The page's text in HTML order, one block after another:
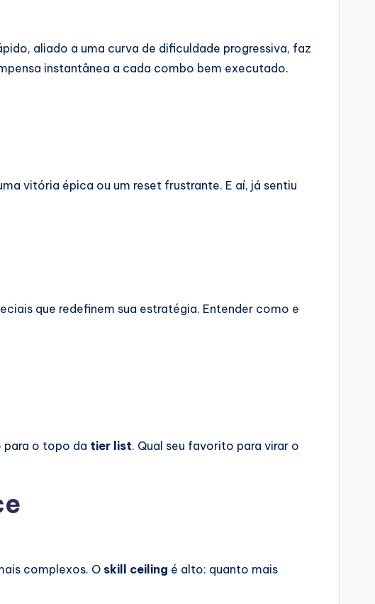
aliado a uma curva de dificuldade progressiva, faz
instantânea a cada combo bem executado.
vitória épica ou um reset frustrante. E aí, já sentiu
que redefinem sua estratégia. Entender como e
para o topo da tier list. Qual seu favorito para virar o
complexos. O skill ceiling é alto: quanto mais